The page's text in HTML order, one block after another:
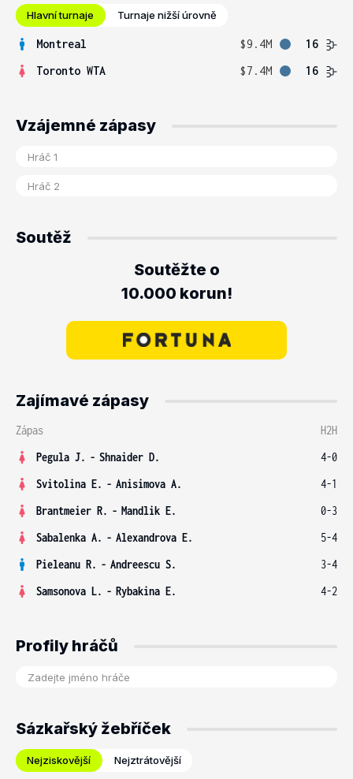
Hlavní turnaje Turnaje nižší úrovně
Montreal $9.4M
16
Toronto WTA
$7.4M 16
Vzájemné zápasy
Soutěž
Soutěžte o
10.000 korun!
Zajímavé zápasy
Zápas
H2H
Pegula J. - Shnaider D.
4-0
Svitolina E. - Anisimova A.
4-1
Brantmeier R. - Mandlik E.
0-3
Sabalenka A. - Alexandrova E.
5-4
Pieleanu R. - Andreescu S.
3-4
Samsonova L. - Rybakina E. 4-2
Profily hráčů
Sázkařský žebříček
Nejziskovější Nejztrátovější